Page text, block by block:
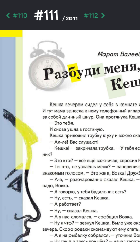
#110 #111 / 2011 #112